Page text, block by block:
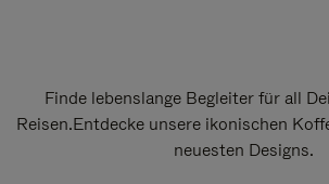
Finde lebenslange Begleiter für all
Reisen.Entdecke unsere ikonischen
neuesten Designs.